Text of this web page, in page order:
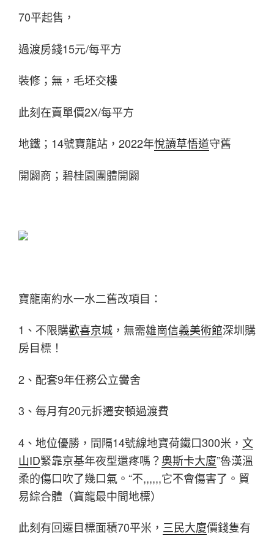
70平起售，
過渡房錢15元/每平方
裝修；無，毛坯交樓
此刻在賣單價2X/每平方
地鐵；14號寶龍站，2022年悅讀草悟道守舊
開闢商；碧桂園團體開闢
寶龍南約水一水二舊改項目：
1、不限購歡喜京城 ，無需雄崗信義美術館深圳購
房目標！
2、配套9年任務公立黌舍
3、每月有20元拆遷安頓過渡費
4、地位優勝，間隔14號線地寶荷鐵口300米， 文
山ID緊靠京基年夜型還疼嗎？奧斯卡大廈”魯漢溫
柔的傷口吹了幾口氣。“不,,,,,,它不會傷害了。貿
易綜合體（寶龍最中間地標）
此刻有回遷目標面積70平米， 三民大廈價錢隻有